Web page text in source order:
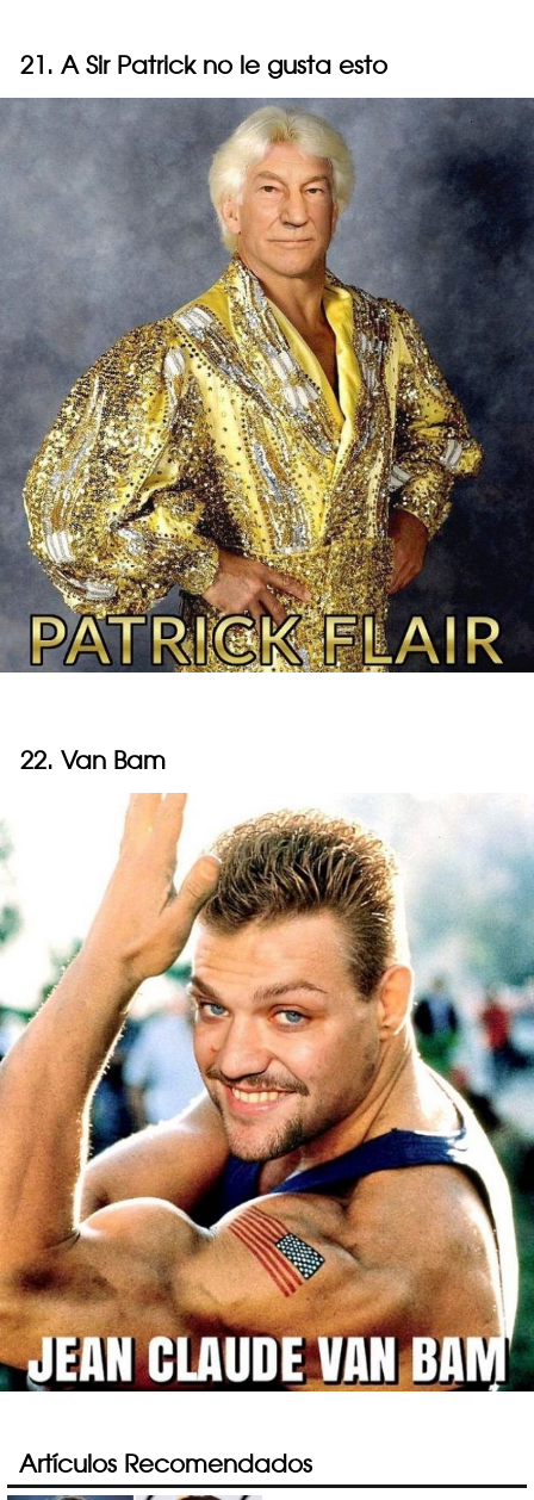
21. A Sir Patrick no le gusta esto
22. Van Bam
Artículos Recomendados